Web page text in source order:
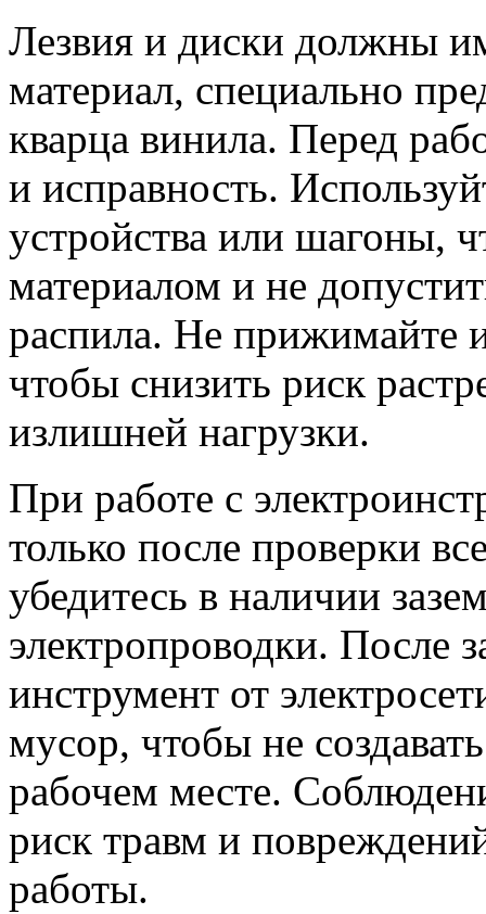
Лезвия и диски должны
материал, специально
кварца винила. Перед
и исправность.
устройства или шагоны,
материалом и не
распила. Не прижимайте
чтобы снизить риск
излишней нагрузки.
При работе с
только после проверки
убедитесь в наличии
электропроводки. После
инструмент от
мусор, чтобы не
рабочем месте.
риск травм и
работы.